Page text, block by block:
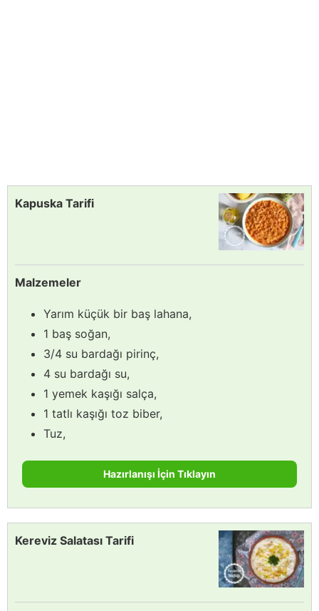
Kapuska Tarifi
Malzemeler
Yarım küçük bir baş lahana,
1 baş soğan,
3/4 su bardağı pirinç,
4 su bardağı su,
1 yemek kaşığı salça,
1 tatlı kaşığı toz biber,
Tuz,
Hazırlanışı İçin Tıklayın
Kereviz Salatası Tarifi